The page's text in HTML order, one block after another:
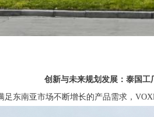
创新与未来规划发展：泰国工
足东南亚市场不断增长的产品需求，